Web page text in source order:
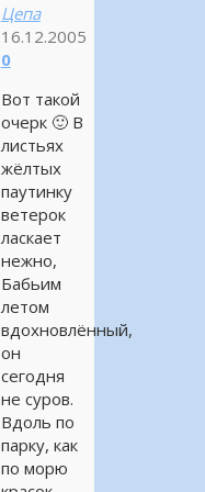
Цепа
16.12.2005
0
Вот такой
очерк 🙂 В
листьях
жёлтых
паутинку
ветерок
ласкает
нежно,
Бабьим
летом
вдохновлённый,
он
сегодня
не суров.
Вдоль по
парку, как
по морю